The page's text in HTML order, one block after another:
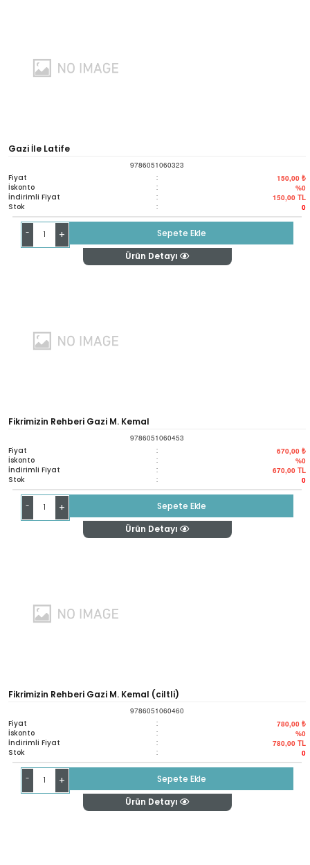
Gazi İle Latife
9786051060323
Fiyat : 150,00 ₺
İskonto : %0
İndirimli Fiyat : 150,00 TL
Stok : 0
- +
Sepete Ekle
Ürün Detayı
Fikrimizin Rehberi Gazi M. Kemal
9786051060453
Fiyat : 670,00 ₺
İskonto : %0
İndirimli Fiyat : 670,00 TL
Stok : 0
- +
Sepete Ekle
Ürün Detayı
Fikrimizin Rehberi Gazi M. Kemal (ciltli)
9786051060460
Fiyat : 780,00 ₺
İskonto : %0
İndirimli Fiyat : 780,00 TL
Stok : 0
- +
Sepete Ekle
Ürün Detayı